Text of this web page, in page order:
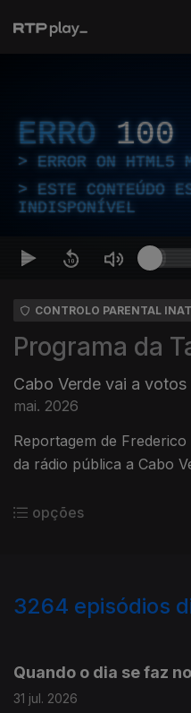
ERRO 100
ERROR ON HTML5
ESTE CONTEÚDO
INDISPONÍVEL
CONTROLO PARENTAL
Programa da
Cabo Verde vai a
mai. 2026
Reportagem de
da rádio pública a Cabo
opções
3264 episódios
Quando o dia se faz
31 jul. 2026